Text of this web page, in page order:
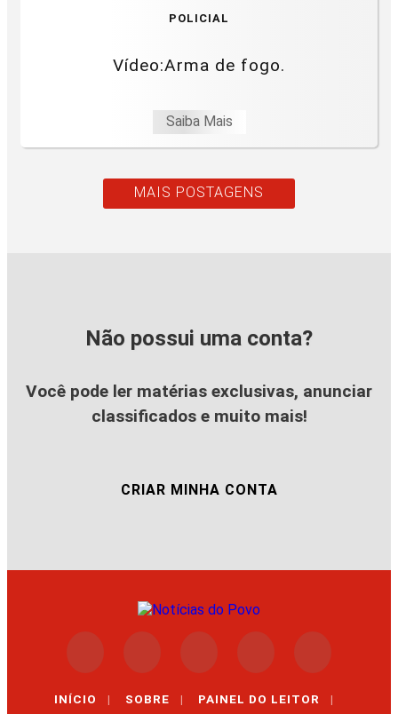
POLICIAL
Vídeo:Arma de fogo.
Saiba Mais
MAIS POSTAGENS
Não possui uma conta?
Você pode ler matérias exclusivas, anunciar
classificados e muito mais!
CRIAR MINHA CONTA
INÍCIO | SOBRE | PAINEL DO LEITOR |